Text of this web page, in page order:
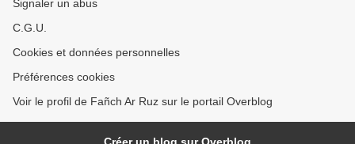
Signaler un abus
C.G.U.
Cookies et données personnelles
Préférences cookies
Voir le profil de Fañch Ar Ruz sur le portail Overblog